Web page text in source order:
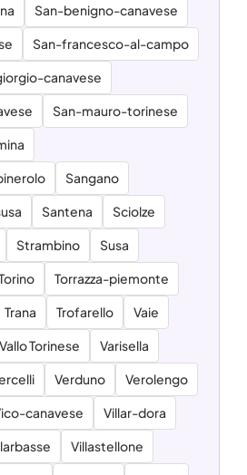
San-benigno-canavese
San-francesco-al-campo
canavese
San-mauro-torinese
Sangano
Santena Sciolze
Strambino Susa
Torrazza-piemonte
Trana Trofarello Vaie
Vallo Torinese Varisella
Verduno Verolengo
canavese Villar-dora
Villastellone